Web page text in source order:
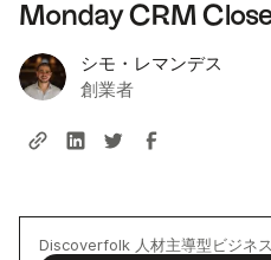
Monday CRM
シモ・レマンデス
創業者
Discoverfolk 人材主導型ビジネ